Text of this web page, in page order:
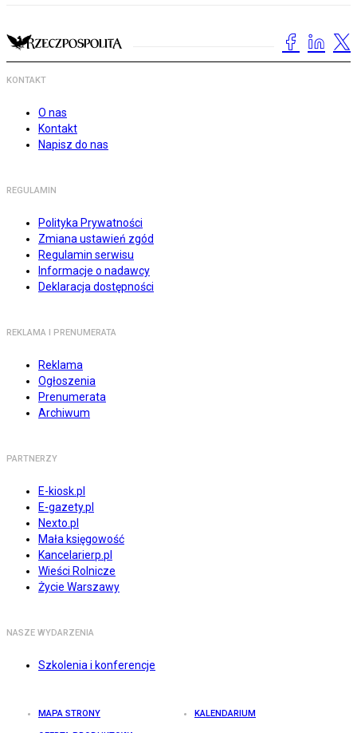
KONTAKT
O nas
Kontakt
Napisz do nas
REGULAMIN
Polityka Prywatności
Zmiana ustawień zgód
Regulamin serwisu
Informacje o nadawcy
Deklaracja dostępności
REKLAMA I PRENUMERATA
Reklama
Ogłoszenia
Prenumerata
Archiwum
PARTNERZY
E-kiosk.pl
E-gazety.pl
Nexto.pl
Mała księgowość
Kancelarierp.pl
Wieści Rolnicze
Życie Warszawy
NASZE WYDARZENIA
Szkolenia i konferencje
MAPA STRONY KALENDARIUM